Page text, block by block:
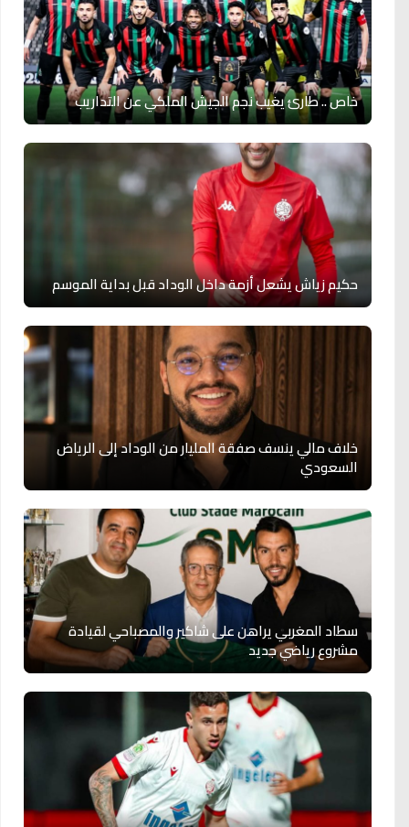
خاص .. طارئ يغيب نجم الجيش الملكي عن التداريب
حكيم زياش يشعل أزمة داخل الوداد قبل بداية الموسم
خلاف مالي ينسف صفقة المليار من الوداد إلى الرياض
السعودي
سطاد المغربي يراهن على شاكير والمصباحي لقيادة
مشروع رياضي جديد